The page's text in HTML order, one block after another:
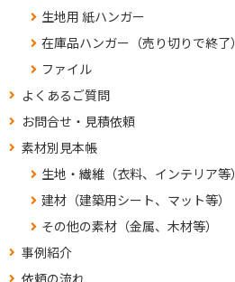
生地用 紙ハンガー
在庫品ハンガー（売り切りで終了）
ファイル
よくあるご質問
お問合せ・見積依頼
素材別見本帳
生地・繊維（衣料、インテリア等）
建材（建築用シート、マット等）
その他の素材（金属、木材等）
事例紹介
依頼の流れ